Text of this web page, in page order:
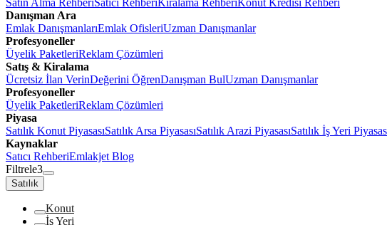
Satın Alma RehberiSatıcı RehberiKiralama RehberiKonut Kredisi Rehberi
Danışman Ara
Emlak DanışmanlarıEmlak OfisleriUzman Danışmanlar
Profesyoneller
Üyelik PaketleriReklam Çözümleri
Satış & Kiralama
Ücretsiz İlan VerinDeğerini ÖğrenDanışman BulUzman Danışmanlar
Profesyoneller
Üyelik PaketleriReklam Çözümleri
Piyasa
Satılık Konut PiyasasıSatılık Arsa PiyasasıSatılık Arazi PiyasasıSatılık İş Yeri
Kaynaklar
Satıcı RehberiEmlakjet Blog
Filtrele3
Satılık
Konut
İş Yeri